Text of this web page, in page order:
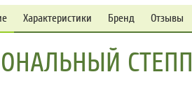
Характеристики Бренд Отзывы